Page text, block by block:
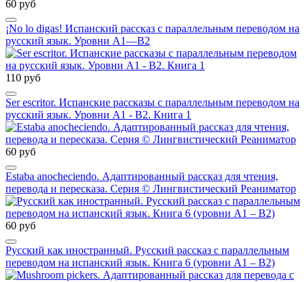
60 руб
¡No lo digas! Испанский рассказ с параллельным переводом на
русский язык. Уровни А1—В2
110 руб
Ser escritor. Испанские рассказы с параллельным переводом на
русский язык. Уровни А1 - В2. Книга 1
60 руб
Estaba anocheciendo. Адаптированный рассказ для чтения,
перевода и пересказа. Серия © Лингвистический Реаниматор
60 руб
Русский как иностранный. Русский рассказ с параллельным
переводом на испанский язык. Книга 6 (уровни А1 – В2)